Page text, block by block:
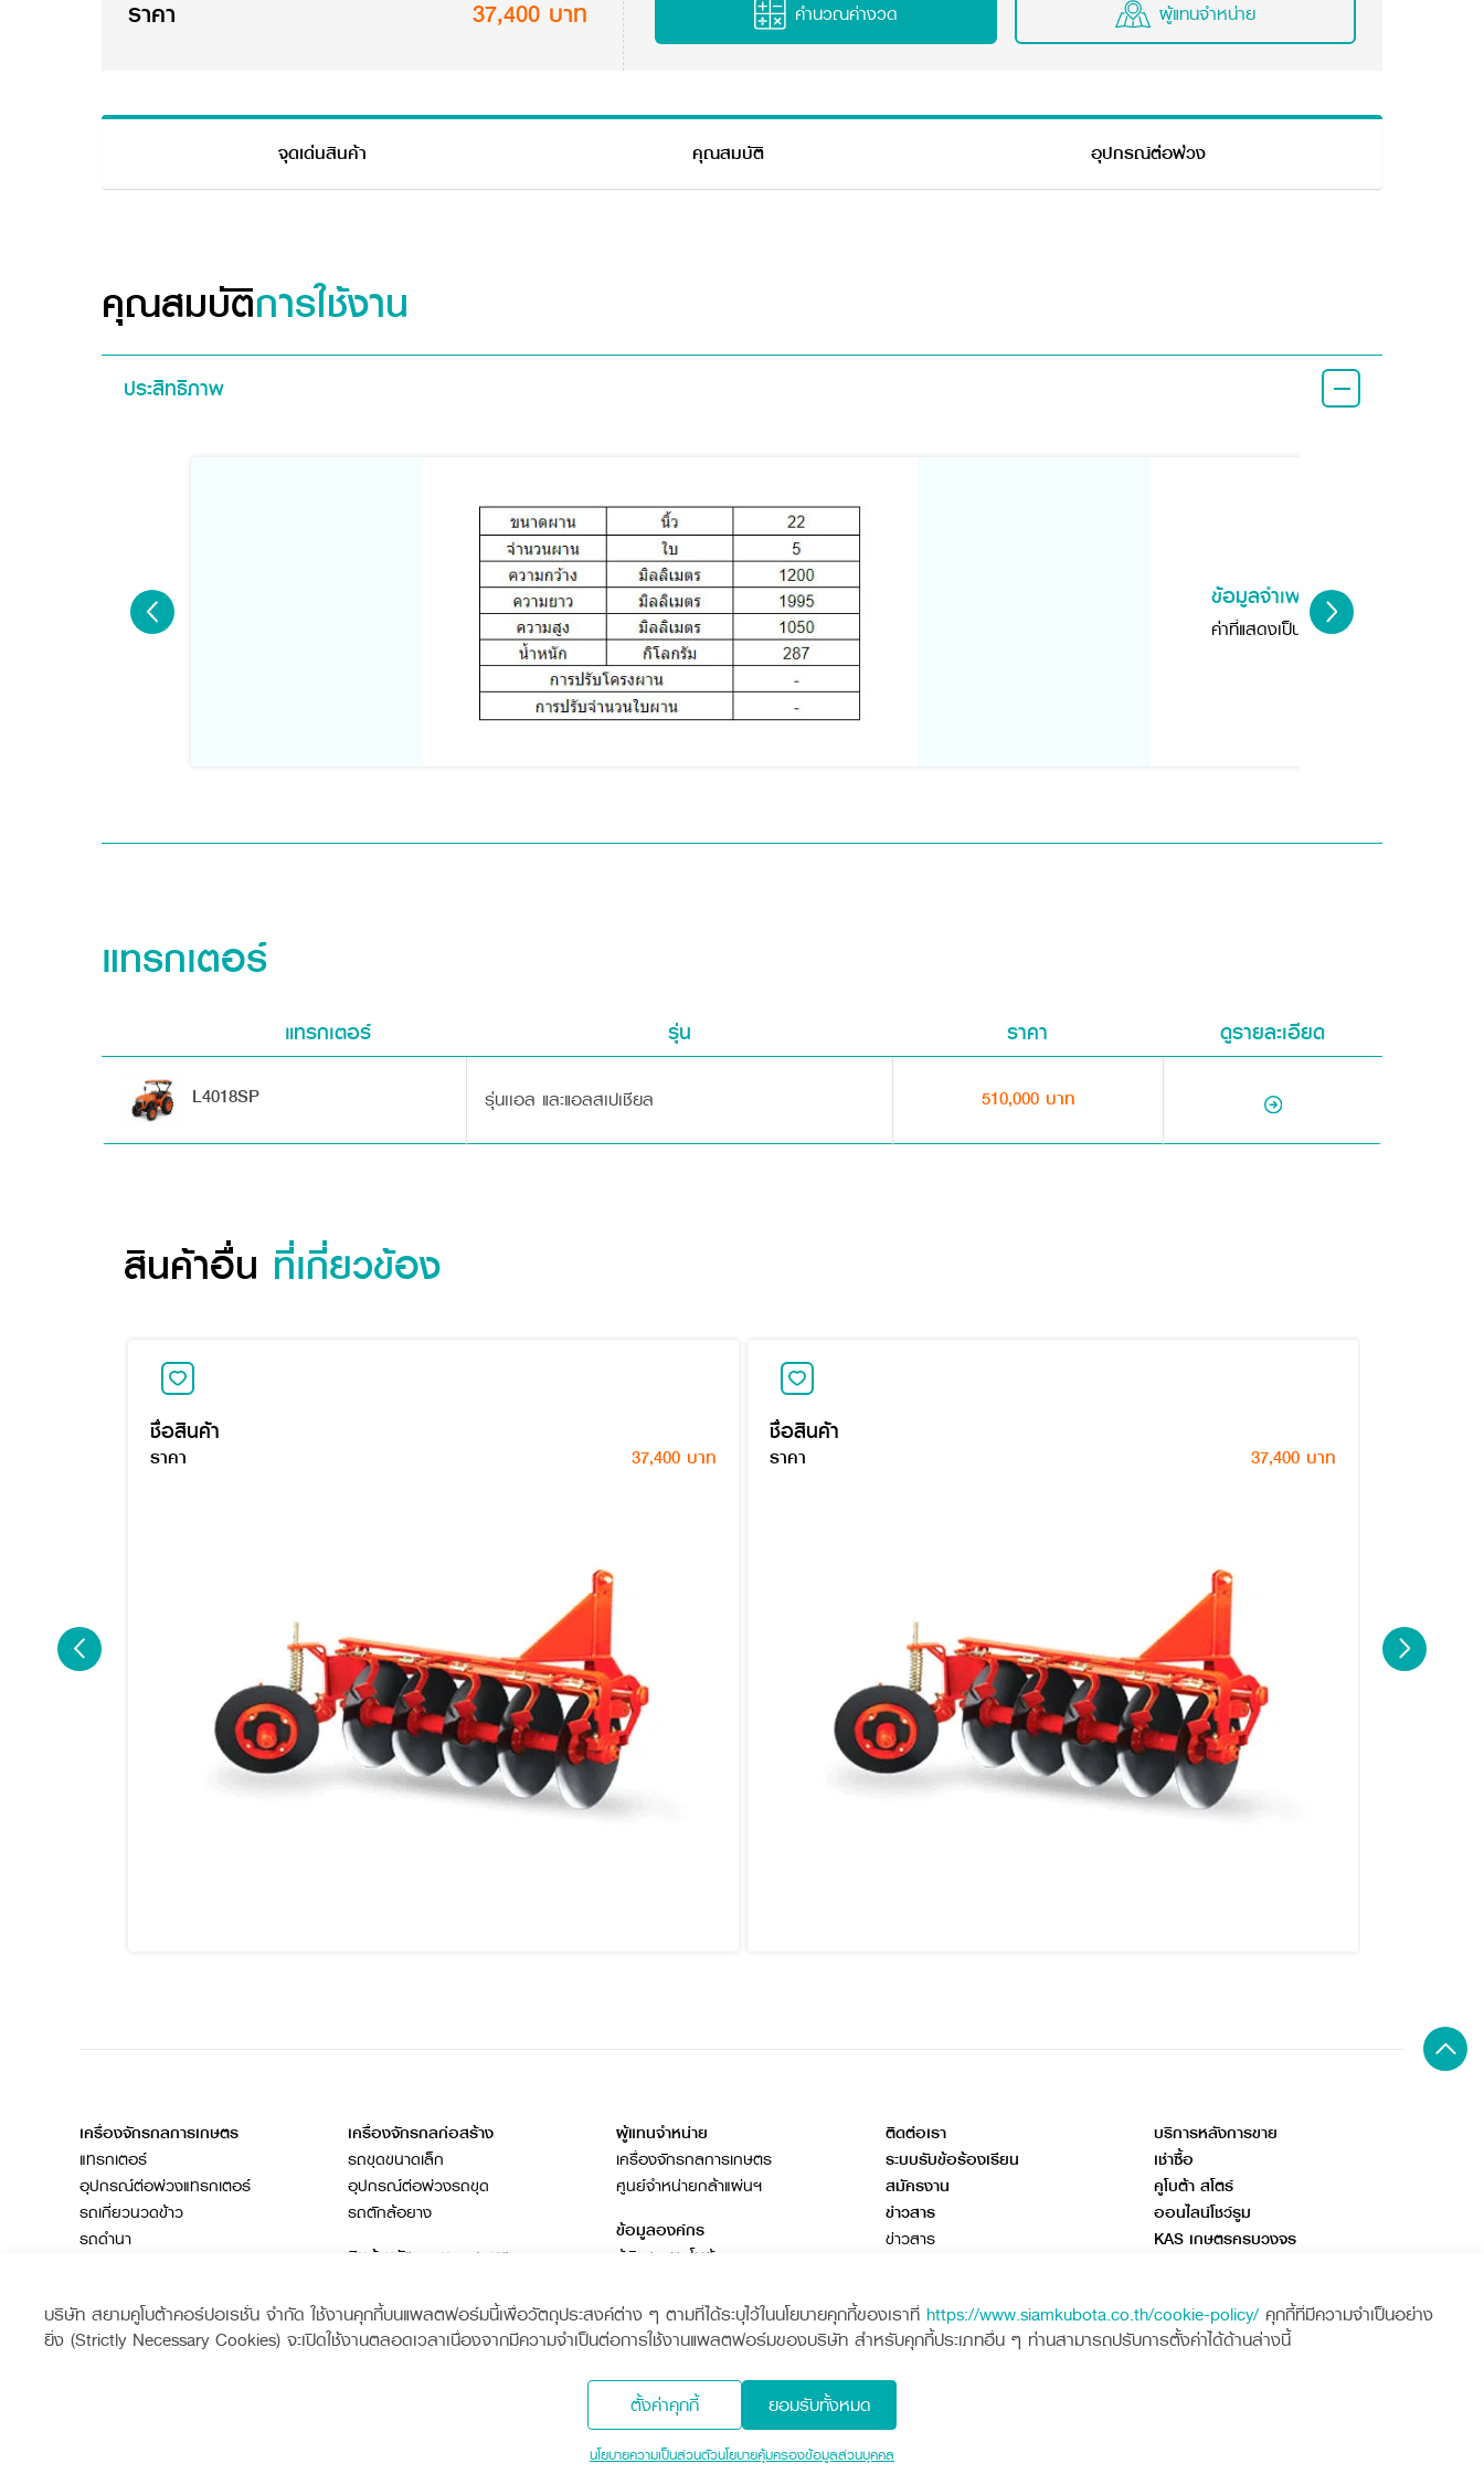
บริษัท สยามคูโบต้าคอร์ปอเรชั่น จำกัด ใช้งานคุกกี้บนแพลตฟอร์มนี้เพื่อวัตถุประสงค์ต่าง ๆ ตามที่ได้ระบุไว้ในนโยบายคุกกี้ของเราที่ https://www.siamkubota.co.th/cookie-policy/คุกกี้ที่มีความจำเป็นอย่าง
ยิ่ง (Strictly Necessary Cookies) จะเปิดใช้งานตลอดเวลาเนื่องจากมีความจำเป็นต่อการใช้งานแพลตฟอร์มของบริษัท สำหรับคุกกี้ประเภทอื่น ๆ ท่านสามารถปรับการตั้งค่าได้ด้านล่างนี้
ยอมรับทั้งหมด
ตั้งค่าคุกกี้
นโยบายความเป็นส่วนตัวนโยบายคุ้มครองข้อมูลส่วนบุคคล
ราคา 37,400 บาท คำนวณค่างวด ผู้แทนจำหน่าย
จุดเด่นสินค้า คุณสมบัติ อุปกรณ์ต่อพ่วง
คุณสมบัติการใช้งาน
ประสิทธิภาพ
ข้อมูลจำเพาะสินค้า
ค่าที่แสดงเป็นค่าประมาณจากทางผู้ผลิ
แทรกเตอร์
แทรกเตอร์ รุ่น ราคา ดูรายละเอียด
L4018SP รุ่นเเอล และแอลสเปเชียล 510,000 บาท
สินค้าอื่น ที่เกี่ยวข้อง
ชื่อสินค้า
ราคา 37,400 บาท
ชื่อสินค้า
ราคา 37,400 บาท
เครื่องจักรกลการเกษตร
แทรกเตอร์
อุปกรณ์ต่อพ่วงแทรกเตอร์
รถเกี่ยวนวดข้าว
รถดำนา
รถไถ
สินค้าอื่น ๆ
เครื่องจักรกลก่อสร้าง
รถขุดขนาดเล็ก
อุปกรณ์ต่อพ่วงรถขุด
รถตักล้อยาง
สินค้านวัตกรรมการเกษตร
ผู้แทนจำหน่าย
เครื่องจักรกลการเกษตร
ศูนย์จำหน่ายกล้าแผ่นฯ
ข้อมูลองค์กร
รู้จักสยามคูโบต้า
ติดต่อเรา
ระบบรับข้อร้องเรียน
สมัครงาน
ข่าวสาร
ข่าวสาร
เอกสารดาวน์โหลด
วารสารออนไลน์
บริการหลังการขาย
เช่าซื้อ
คูโบต้า สโตร์
ออนไลน์โชว์รูม
KAS เกษตรครบวงจร